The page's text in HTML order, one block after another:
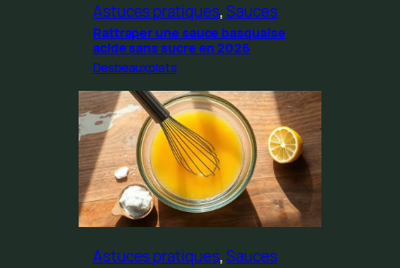
Astuces pratiques, Sauces
Rattraper une sauce basquaise
acide sans sucre en 2026
Desbeauxplats
Astuces pratiques, Sauces